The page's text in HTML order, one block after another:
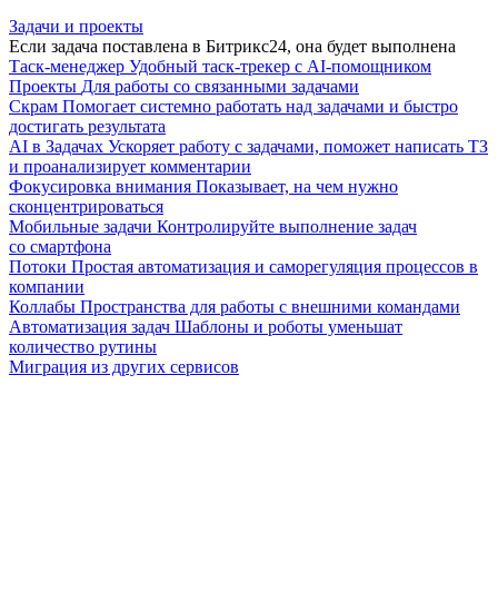
Задачи и проекты
Если задача поставлена в Битрикс24, она будет выполнена
Таск-менеджер Удобный таск-трекер с AI-помощником
Проекты Для работы со связанными задачами
Скрам Помогает системно работать над задачами и быстро
достигать результата
AI в Задачах Ускоряет работу с задачами, поможет написать ТЗ
и проанализирует комментарии
Фокусировка внимания Показывает, на чем нужно
сконцентрироваться
Мобильные задачи Контролируйте выполнение задач
со смартфона
Потоки Простая автоматизация и саморегуляция процессов в
компании
Коллабы Пространства для работы с внешними командами
Автоматизация задач Шаблоны и роботы уменьшат
количество рутины
Миграция из других сервисов